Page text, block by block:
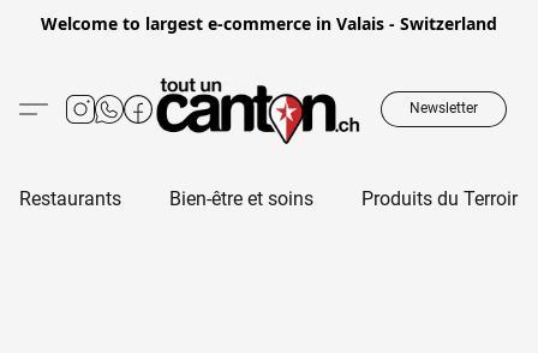
Welcome to largest e-commerce in Valais - Switzerland
Newsletter
Restaurants Bien-être et soins Produits du Terroir